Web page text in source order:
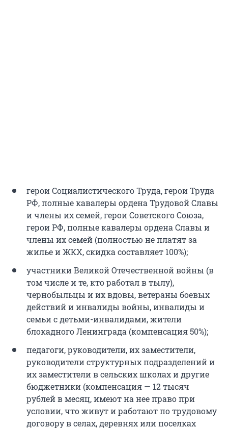
герои Социалистического Труда, герои Труда
РФ, полные кавалеры ордена Трудовой Славы
и члены их семей, герои Советского Союза,
герои РФ, полные кавалеры ордена Славы и
члены их семей (полностью не платят за
жилье и ЖКХ, скидка составляет 100%);
участники Великой Отечественной войны (в
том числе и те, кто работал в тылу),
чернобыльцы и их вдовы, ветераны боевых
действий и инвалиды войны, инвалиды и
семьи с детьми-инвалидами, жители
блокадного Ленинграда (компенсация 50%);
педагоги, руководители, их заместители,
руководители структурных подразделений и
их заместители в сельских школах и другие
бюджетники (компенсация — 12 тысяч
рублей в месяц, имеют на нее право при
условии, что живут и работают по трудовому
договору в селах, деревнях или поселках